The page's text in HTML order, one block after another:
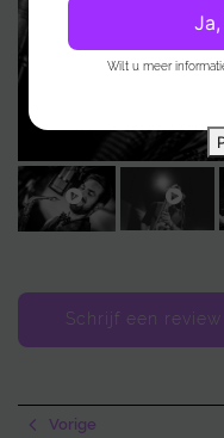
optreden. Bereid je voor op
achterlaat.
Schrijf een review
Vorige
Wilt u meer